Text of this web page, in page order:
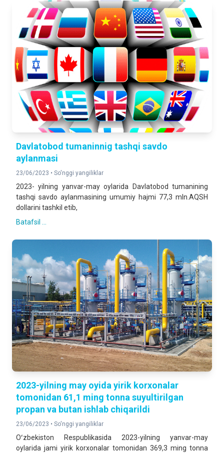
Davlatobod tumaninnig tashqi savdo
aylanmasi
23/06/2023 • So'nggi yangiliklar
2023- yilning yanvar-may oylarida Davlatobod tumanining
tashqi savdo aylanmasining umumiy hajmi 77,3 mln.AQSH
dollarini tashkil etib,
Batafsil ...
2023-yilning may oyida yirik korxonalar
tomonidan 61,1 ming tonna suyultirilgan
propan va butan ishlab chiqarildi
23/06/2023 • So'nggi yangiliklar
Oʻzbekiston Respublikasida 2023-yilning yanvar-may
oylarida jami yirik korxonalar tomonidan 369,3 ming tonna